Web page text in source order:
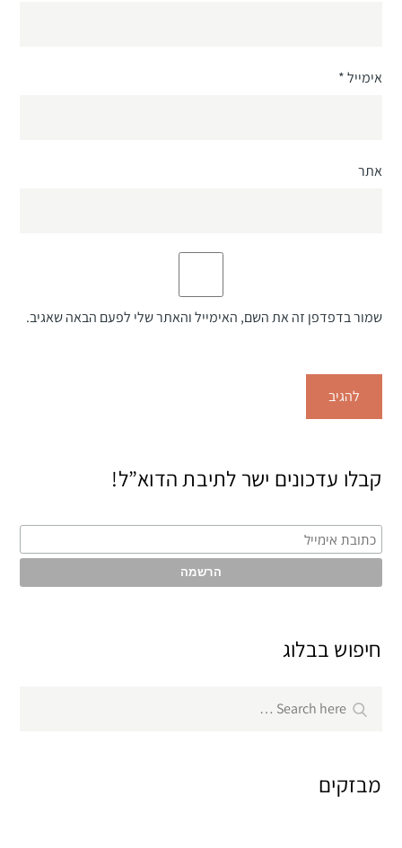
אימייל*
אתר
שמור בדפדפן זה את השם, האימייל והאתר שלי לפעם הבאה שאגיב.
קבלו עדכונים ישר לתיבת הדוא”ל!
חיפוש בבלוג
for:
Search
מבזקים